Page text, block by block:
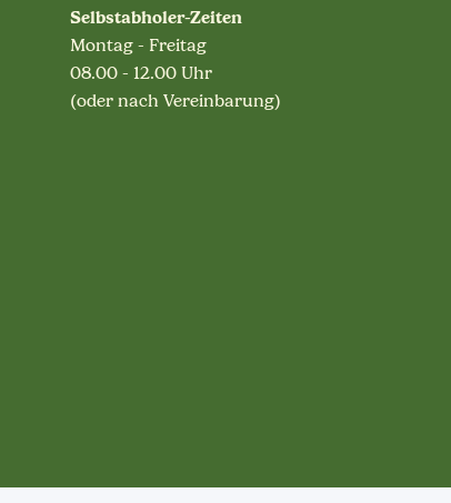
Selbstabholer-Zeiten
Montag - Freitag
08.00 - 12.00 Uhr
(oder nach Vereinbarung)